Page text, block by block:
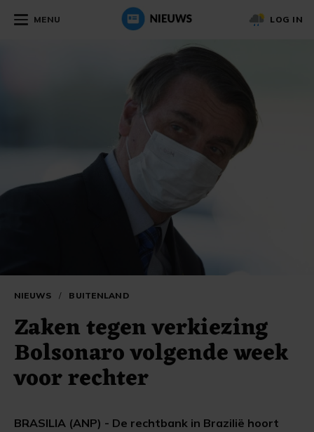
MENU LOG IN
NIEUWS / BUITENLAND
Zaken tegen verkiezing
Bolsonaro volgende week
voor rechter
BRASILIA (ANP) - De rechtbank in Brazilië hoort